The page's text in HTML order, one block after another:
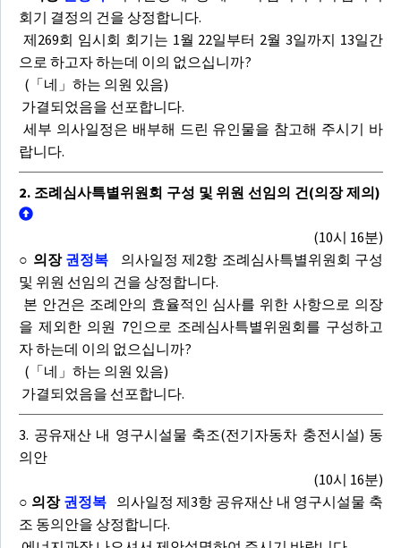
회기 결정의 건을 상정합니다.
제269회 임시회 회기는 1월 22일부터 2월 3일까지 13일간
으로 하고자 하는데 이의 없으십니까?
(「네」하는 의원 있음)
가결되었음을 선포합니다.
세부 의사일정은 배부해 드린 유인물을 참고해 주시기 바
랍니다.
2. 조례심사특별위원회 구성 및 위원 선임의 건(의장 제의)
(10시 16분)
○ 의장 권정복 의사일정 제2항 조례심사특별위원회 구성
및 위원 선임의 건을 상정합니다.
본 안건은 조례안의 효율적인 심사를 위한 사항으로 의장
을 제외한 의원 7인으로 조레심사특별위원회를 구성하고
자 하는데 이의 없으십니까?
(「네」하는 의원 있음)
가결되었음을 선포합니다.
3. 공유재산 내 영구시설물 축조(전기자동차 충전시설) 동
의안
(10시 16분)
○ 의장 권정복의사일정 제3항 공유재산 내 영구시설물 축
조 동의안을 상정합니다.